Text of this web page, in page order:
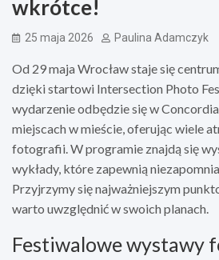
wkrótce!
25 maja 2026 Paulina Adamczyk
Od 29 maja Wrocław staje się
dzięki startowi Intersection Photo
wydarzenie odbędzie się w
miejscach w mieście, oferując wiele
fotografii. W programie znajdą się
wykłady, które zapewnią
Przyjrzymy się najważniejszym
warto uwzględnić w swoich planach.
Festiwalowe wystawy